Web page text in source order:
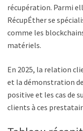
récupération. Parmi
RécupÉther se
comme les
matériels.
En 2025, la relation
et la démonstration
positive et les cas de
clients à ces